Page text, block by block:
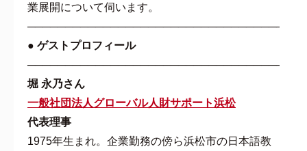
業展開について伺います。
───────────────────────────────────
● ゲストプロフィール
───────────────────────────────────
堀 永乃さん
一般社団法人グローバル人財サポート浜松
代表理事
1975年生まれ。企業勤務の傍ら浜松市の日本語教